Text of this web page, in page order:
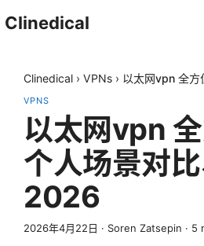
Clinedical
Clinedical › VPNs › 以太网vpn 全方
VPNS
以太网vpn
个人场景对
2026
2026年4月22日 · Soren Zatsepin · 5